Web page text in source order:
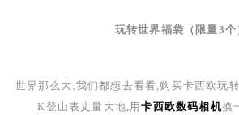
玩转世界福袋（限量3个
世界那么大,我们都想去看看,购买卡西欧玩
K登山表丈量大地,用卡西欧数码相机换